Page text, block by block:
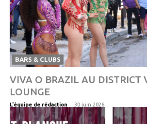
BARS & CLUBS
VIVA O BRAZIL AU DISTRICT
LOUNGE
L'équipe de rédaction - 30 juin 2026